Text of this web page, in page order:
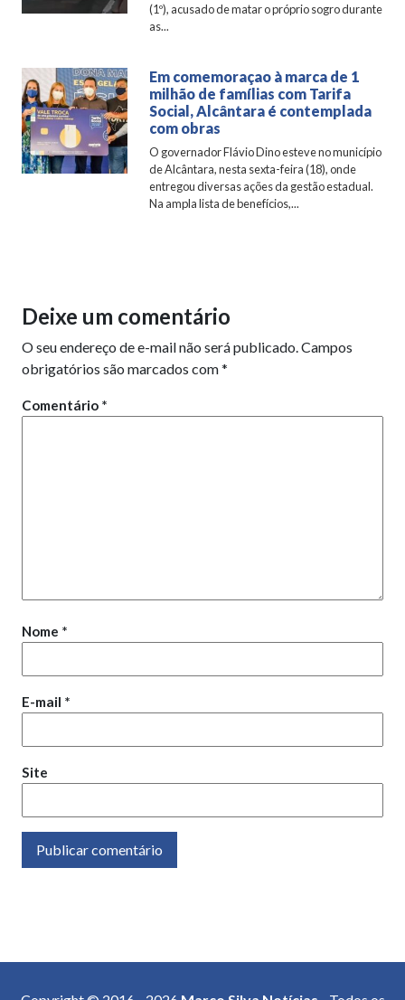
(1º), acusado de matar o próprio sogro durante
as...
Em comemoraçao à marca de 1
milhão de famílias com Tarifa
Social, Alcântara é contemplada
com obras
O governador Flávio Dino esteve no município
de Alcântara, nesta sexta-feira (18), onde
entregou diversas ações da gestão estadual.
Na ampla lista de benefícios,...
Deixe um comentário
O seu endereço de e-mail não será publicado. Campos
obrigatórios são marcados com*
Comentário *
Nome *
E-mail *
Site